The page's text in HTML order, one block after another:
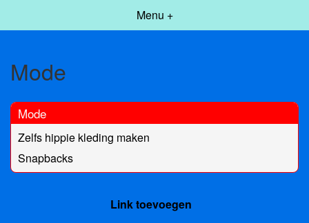
Menu +
Mode
Mode
Zelfs hippie kleding maken
Snapbacks
Link toevoegen